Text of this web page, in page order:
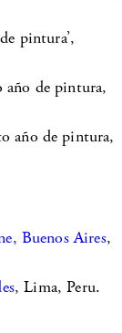
pintura’,
año de pintura,
año de pintura,
Buenos Aires,
, Lima, Peru.